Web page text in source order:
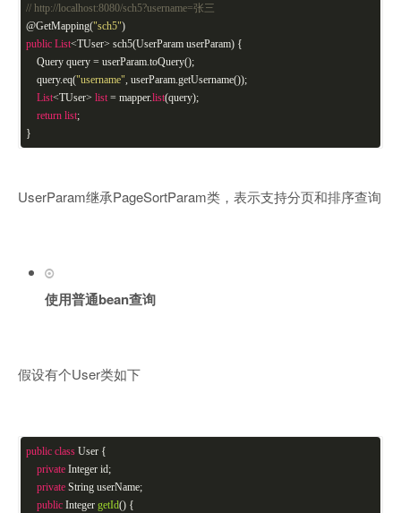
// http://localhost:8080/sch5?username=张三
@GetMapping("sch5")
public List<TUser> sch5(UserParam userParam) {
Query query = userParam.toQuery();
query.eq("username", userParam.getUsername());
List<TUser> list= mapper.list(query);
return list;
}
UserParam继承PageSortParam类，表示支持分页和排序查询
使用普通bean查询
假设有个User类如下
public class User{
privateInteger id;
privateString userName;
publicInteger getId() {